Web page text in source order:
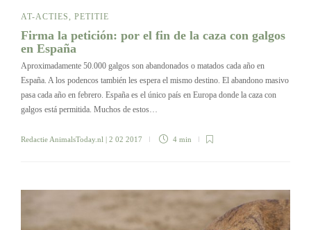
AT-ACTIES, PETITIE
Firma la petición: por el fin de la caza con galgos
en España
Aproximadamente 50.000 galgos son abandonados o matados cada año en
España. A los podencos también les espera el mismo destino. El abandono masivo
pasa cada año en febrero. España es el único país en Europa donde la caza con
galgos está permitida. Muchos de estos…
Redactie AnimalsToday.nl | 2 02 2017 4 min